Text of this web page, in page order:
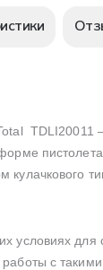
TDLI20011
кулачкового
условиях для
с